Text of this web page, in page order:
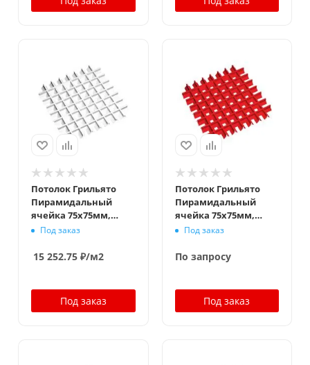
Потолок Грильято
Пирамидальный
ячейка 75х75мм,
суперхром, высота
мм
Под заказ
15 252.75 ₽/м2
Под заказ
Потолок Грильято
Пирамидальный
ячейка 75х75мм,
окраска по RAL,
ширина 10 мм
Под заказ
По запросу
Под заказ